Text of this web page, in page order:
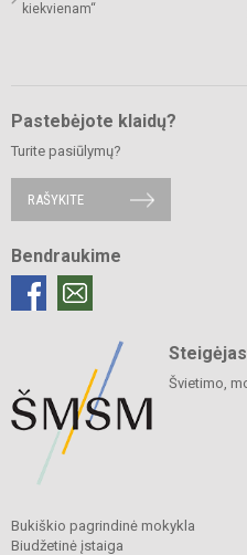
kiekvienam“
Pastebėjote klaidų?
Turite pasiūlymų?
RAŠYKITE
Bendraukime
Steigėjas
Švietimo,
Bukiškio pagrindinė mokykla
Biudžetinė įstaiga